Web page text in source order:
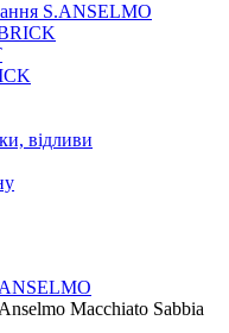
S.ANSELMO
відливи
Macchiato Sabbia